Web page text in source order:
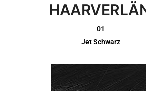
01
Jet Schwarz